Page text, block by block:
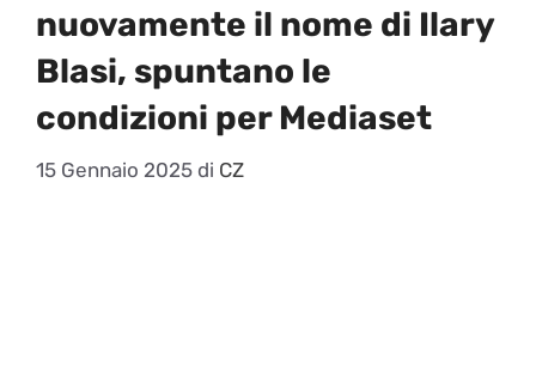
nuovamente il nome di Ilary
Blasi, spuntano le
condizioni per Mediaset
15 Gennaio 2025 di CZ